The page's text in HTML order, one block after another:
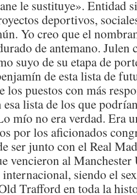
le sustituye». Entidad
deportivos,
Yo creo que el
de antemano. Julen
suyo de su etapa de
de esta lista de
los puestos con más
lista de los que
mío no era verdad. Era
por los aficionados
ser junto con el Real
vencieron al
siendo el
Trafford en toda la